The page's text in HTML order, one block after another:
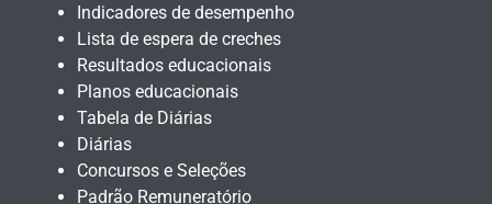
Indicadores de desempenho
Lista de espera de creches
Resultados educacionais
Planos educacionais
Tabela de Diárias
Diárias
Concursos e Seleções
Padrão Remuneratório